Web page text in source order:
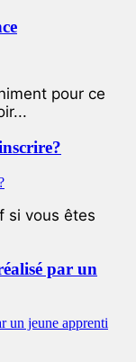
pour ce
si vous êtes
par un